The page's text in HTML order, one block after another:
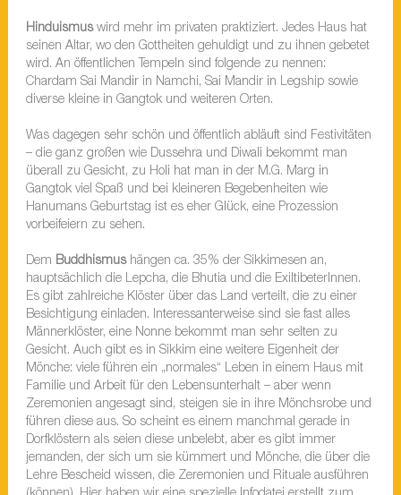
Hinduismuswird mehr im privaten praktiziert. Jedes Haus hat
seinen Altar, wo den Gottheiten gehuldigt und zu ihnen gebetet
wird. An öffentlichen Tempeln sind folgende zu nennen:
Chardam Sai Mandir in Namchi, Sai Mandir in Legship sowie
diverse kleine in Gangtok und weiteren Orten.
Was dagegen sehr schön und öffentlich abläuft sind Festivitäten
– die ganz großen wie Dussehra und Diwali bekommt man
überall zu Gesicht, zu Holi hat man in der M.G. Marg in
Gangtok viel Spaß und bei kleineren Begebenheiten wie
Hanumans Geburtstag ist es eher Glück, eine Prozession
vorbeifeiern zu sehen.
Dem Buddhismushängen ca. 35% der Sikkimesen an,
hauptsächlich die Lepcha, die Bhutia und die ExiltibeterInnen.
Es gibt zahlreiche Klöster über das Land verteilt, die zu einer
Besichtigung einladen. Interessanterweise sind sie fast alles
Männerklöster, eine Nonne bekommt man sehr selten zu
Gesicht. Auch gibt es in Sikkim eine weitere Eigenheit der
Mönche: viele führen ein „normales“ Leben in einem Haus mit
Familie und Arbeit für den Lebensunterhalt – aber wenn
Zeremonien angesagt sind, steigen sie in ihre Mönchsrobe und
führen diese aus. So scheint es einem manchmal gerade in
Dorfklöstern als seien diese unbelebt, aber es gibt immer
jemanden, der sich um sie kümmert und Mönche, die über die
Lehre Bescheid wissen, die Zeremonien und Rituale ausführen